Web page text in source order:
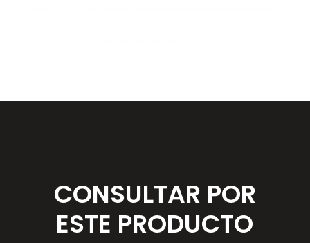
CONSULTAR POR
ESTE PRODUCTO